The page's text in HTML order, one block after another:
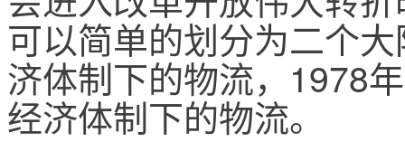
可以简单的划分为二个
济体制下的物流，1978
经济体制下的物流。